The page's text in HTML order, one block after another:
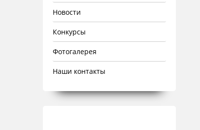
Новости
Конкурсы
Фотогалерея
Наши контакты